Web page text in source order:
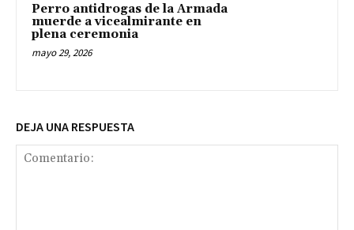
Perro antidrogas de la Armada
muerde a vicealmirante en
plena ceremonia
mayo 29, 2026
DEJA UNA RESPUESTA